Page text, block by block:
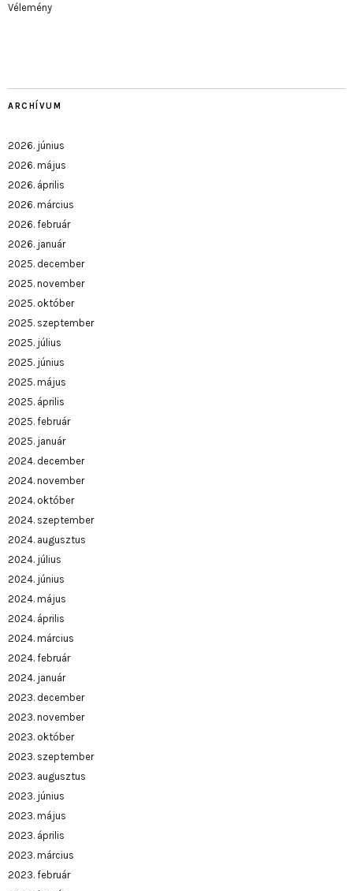
Vélemény
ARCHÍVUM
2026. június
2026. május
2026. április
2026. március
2026. február
2026. január
2025. december
2025. november
2025. október
2025. szeptember
2025. július
2025. június
2025. május
2025. április
2025. február
2025. január
2024. december
2024. november
2024. október
2024. szeptember
2024. augusztus
2024. július
2024. június
2024. május
2024. április
2024. március
2024. február
2024. január
2023. december
2023. november
2023. október
2023. szeptember
2023. augusztus
2023. június
2023. május
2023. április
2023. március
2023. február